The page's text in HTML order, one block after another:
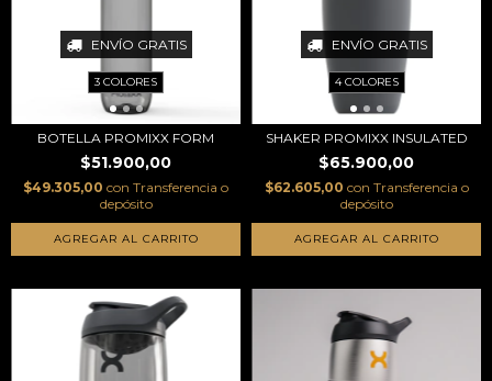
ENVÍO GRATIS
3 COLORES
BOTELLA PROMIXX FORM
$51.900,00
$49.305,00 con Transferencia o
depósito
AGREGAR AL CARRITO
ENVÍO GRATIS
4 COLORES
SHAKER PROMIXX INSULATED
$65.900,00
$62.605,00 con Transferencia o
depósito
AGREGAR AL CARRITO